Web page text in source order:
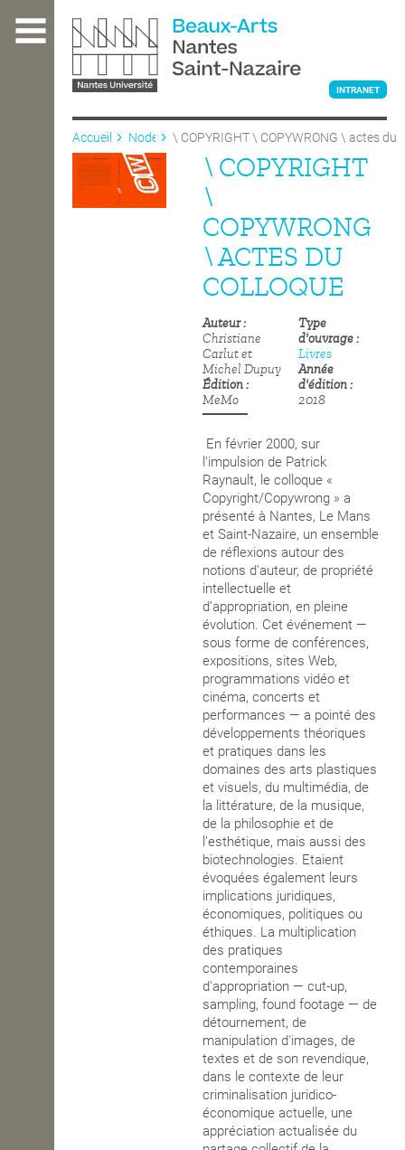
contenu
L'ÉCOLE
INTRANET
Accueil Node
\ COPYRIGHT \ COPYWRONG \ actes du
colloque\ COPYRIGHT
\
COPYWRONG
\ ACTES DU
COLLOQUE
Auteur
Christiane
Carlut et
Michel Dupuy
Édition
MeMo
Type
d'ouvrage
Livres
Année
d'édition
2018
En février 2000, sur
l’impulsion de Patrick
Raynault, le colloque «
Copyright/Copywrong » a
présenté à Nantes, Le Mans
et Saint-Nazaire, un ensemble
de réflexions autour des
notions d'auteur, de propriété
intellectuelle et
d’appropriation, en pleine
évolution. Cet événement —
sous forme de conférences,
expositions, sites Web,
programmations vidéo et
cinéma, concerts et
performances — a pointé des
développements théoriques
et pratiques dans les
domaines des arts plastiques
et visuels, du multimédia, de
la littérature, de la musique,
de la philosophie et de
l’esthétique, mais aussi des
biotechnologies. Etaient
évoquées également leurs
implications juridiques,
économiques, politiques ou
éthiques. La multiplication
des pratiques
contemporaines
d'appropriation — cut-up,
sampling, found footage — de
détournement, de
manipulation d'images, de
textes et de son revendique,
dans le contexte de leur
criminalisation juridico-
économique actuelle, une
appréciation actualisée du